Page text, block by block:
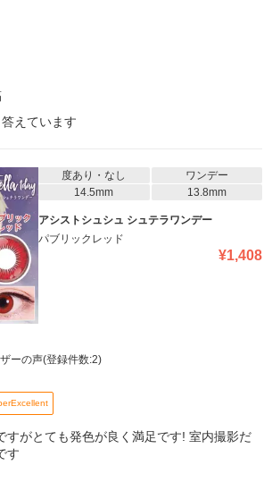
えています
度あり・なし
ワンデー
14.5mm
13.8mm
アシストシュシュ シュテラワンデー
パブリックレッド
¥1,408
ーの声(登録件数:2)
すがとても発色が良く満足です! 室内撮影だ
す